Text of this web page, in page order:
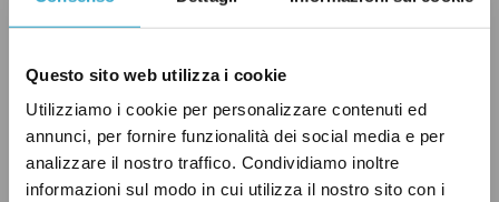
Questo sito web utilizza i cookie
Utilizziamo i cookie per personalizzare contenuti ed
annunci, per fornire funzionalità dei social media e per
analizzare il nostro traffico. Condividiamo inoltre
informazioni sul modo in cui utilizza il nostro sito con i
queste misure possono essere adottate anche
con i Dpcm.
Questo però non significa che prorogare lo